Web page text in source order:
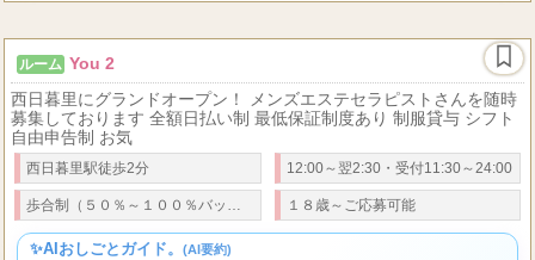
ルーム You 2
西日暮里にグランドオープン！ メンズエステセラピストさんを随時
募集しております 全額日払い制 最低保証制度あり 制服貸与 シフト
自由申告制 お気
西日暮里駅徒歩2分 12:00～翌2:30・受付11:30～24:00
歩合制（５０％～１００％バック） バック例：９０分コース８０００円 １８歳～ご応募可能
✨AIおしごとガイド。 (AI要約)